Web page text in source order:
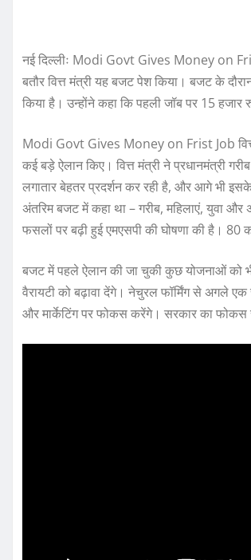
नई दिल्लीः Modi Govt Gives Money on
बतौर वित्त मंत्री यह बजट पेश किया। बजट के
किया है। उन्होंने कहा कि पहली जॉब पर 15
Modi Govt Gives Money on Frist Job वित्त
कई बड़े ऐलान किए। वित्त मंत्री ने प्रधानमंत्री
लगातार बेहतर प्रदर्शन कर रही है, और आगे भी
अंतरिम बजट में कहा था – गरीब, महिलाएं, युवा
फसलों पर बढ़ी हुई एमएसपी की घोषणा की है। 80
बजट में पहले ऐलान की जा चुकी कुछ योजनाओं को भी
वैरायटी को बढ़ावा देंगे। नेचुरल फॉर्मिंग से अगले
और मार्केटिंग पर फोकस करेंगे। सरकार का फोकस